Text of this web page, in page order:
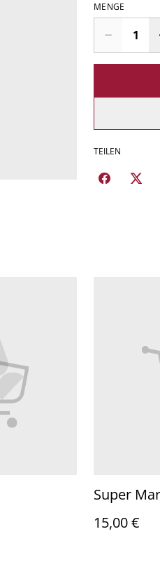
MENGE
TEILEN
Super
15,00 €